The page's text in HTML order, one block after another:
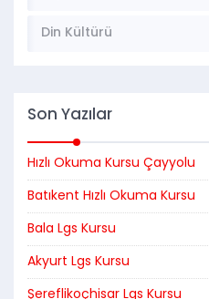
Din Kültürü
Son Yazılar
Hızlı Okuma Kursu Çayyolu
Batıkent Hızlı Okuma Kursu
Bala Lgs Kursu
Akyurt Lgs Kursu
Şereflikoçhisar Lgs Kursu